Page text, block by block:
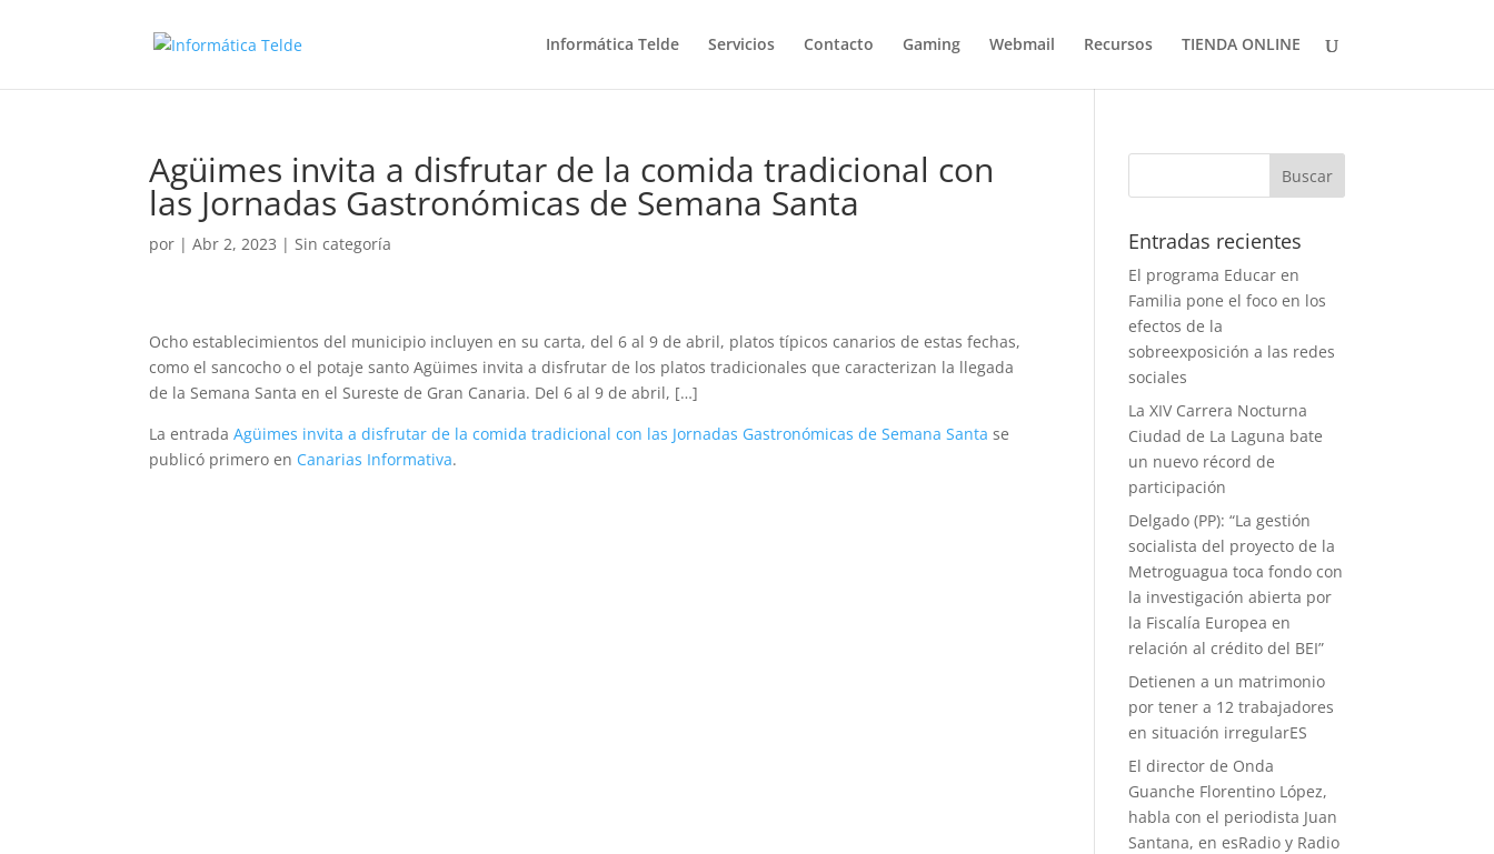
Informática Telde Servicios Contacto Gaming Webmail Recursos TIENDA ONLINE
Agüimes invita a disfrutar de la comida tradicional con
las Jornadas Gastronómicas de Semana Santa
por |Abr 2, 2023 |Sin categoría
Ocho establecimientos del municipio incluyen en su carta, del 6 al 9 de abril, platos típicos canarios de estas fechas,
como el sancocho o el potaje santo Agüimes invita a disfrutar de los platos tradicionales que caracterizan la llegada
de la Semana Santa en el Sureste de Gran Canaria. Del 6 al 9 de abril, […]
La entradaAgüimes invita a disfrutar de la comida tradicional con las Jornadas Gastronómicas de Semana Santa se
publicó primero en Canarias Informativa.
Entradas recientes
El programa Educar en
Familia pone el foco en los
efectos de la
sobreexposición a las redes
sociales
La XIV Carrera Nocturna
Ciudad de La Laguna bate
un nuevo récord de
participación
Delgado (PP): “La gestión
socialista del proyecto de la
Metroguagua toca fondo con
la investigación abierta por
la Fiscalía Europea en
relación al crédito del BEI”
Detienen a un matrimonio
por tener a 12 trabajadores
en situación irregularES
El director de Onda
Guanche Florentino López,
habla con el periodista Juan
Santana, en esRadio y Radio